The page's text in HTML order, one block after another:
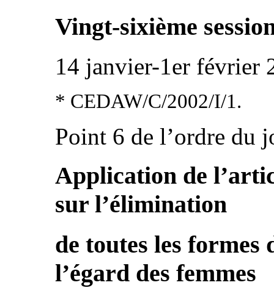
Vingt-sixième
14 janvier-1er février
* CEDAW/C/2002/I/1.
Point 6 de l’ordre du
Application de
sur l’élimination
de toutes les
l’égard des femmes